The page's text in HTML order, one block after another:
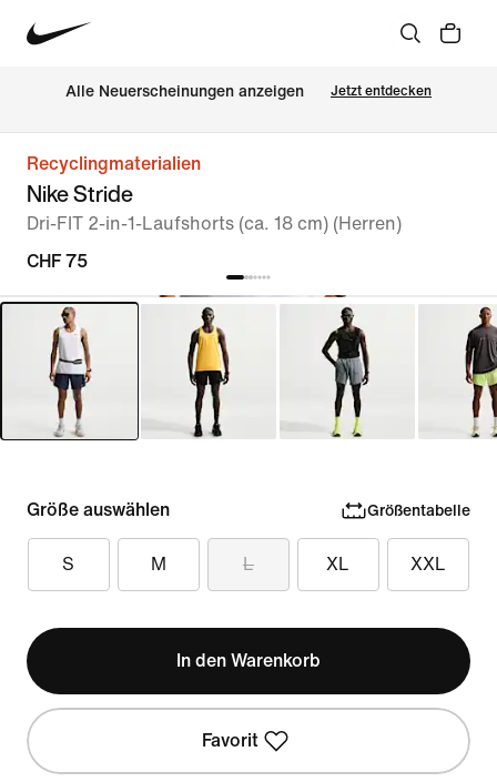
Alle Neuerscheinungen anzeigen Jetzt entdecken
Recyclingmaterialien
Nike Stride
Dri-FIT 2-in-1-Laufshorts (ca. 18 cm) (Herren)
CHF 75
Größe auswählen Größentabelle
S M L XL XXL
In den Warenkorb
Favorit